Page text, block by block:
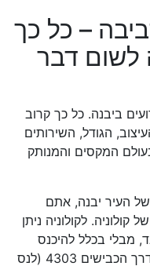
– כל כך
לשום דבר
ביבנה. כל כך קרוב
הגודל, השירותים
המקסים והמנותק
מליבה של העיר יבנה, אתם
לקולוניה ניתן
15-20 דקות בלבד, מבלי בכלל להיכנס
לרחובות עצמה – דרך כביש 42 ואז דרך הכבישים 4303 (לנס